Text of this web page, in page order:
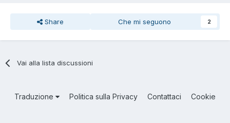
Share Che mi seguono 2
Vai alla lista discussioni
Traduzione Politica sulla Privacy Contattaci Cookie